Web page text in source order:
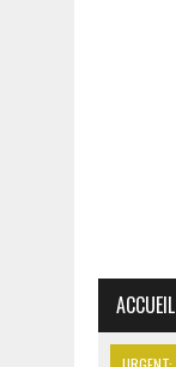
ACCUEIL